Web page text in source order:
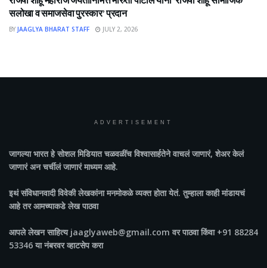
सलोखा व समाजसेवा पुरस्कार’ प्रदान
BY JAAGLYA BHARAT STAFF JULY 2, 2026
ADVERTISEMENT
जागल्या भारतहे सोशल मिडियात चळवळींच विश्वासार्हतेने वाचलं जाणारं, शेअर केलं
जाणारं अन चर्चीलं जाणारं माध्यम आहे.
इथं संविधानवादी विवेकी लेखकांना मनमोकळे व्यक्त होता येतं. तुम्हाला काही मांडायचं
आहे तर आमच्याकडे लेख पाठवा
आपले लेखन साहित्य jaaglyaweb@gmail.com वर पाठवा किंवा +91 88284
53346 या नंबरवर व्हाटसेप करा